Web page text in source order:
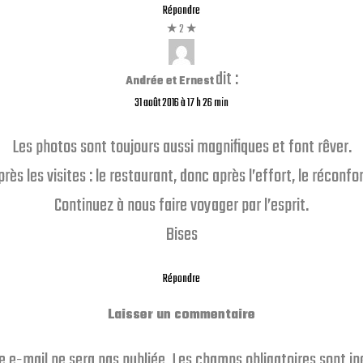
Répondre
Andrée et Ernestdit :
31 août 2016 à 17 h 26 min
Les photos sont toujours aussi magnifiques et font rêver.
les visites : le restaurant, donc après l’effort, le
Continuez à nous faire voyager par l’esprit.
Bises
Répondre
Laisser un commentaire